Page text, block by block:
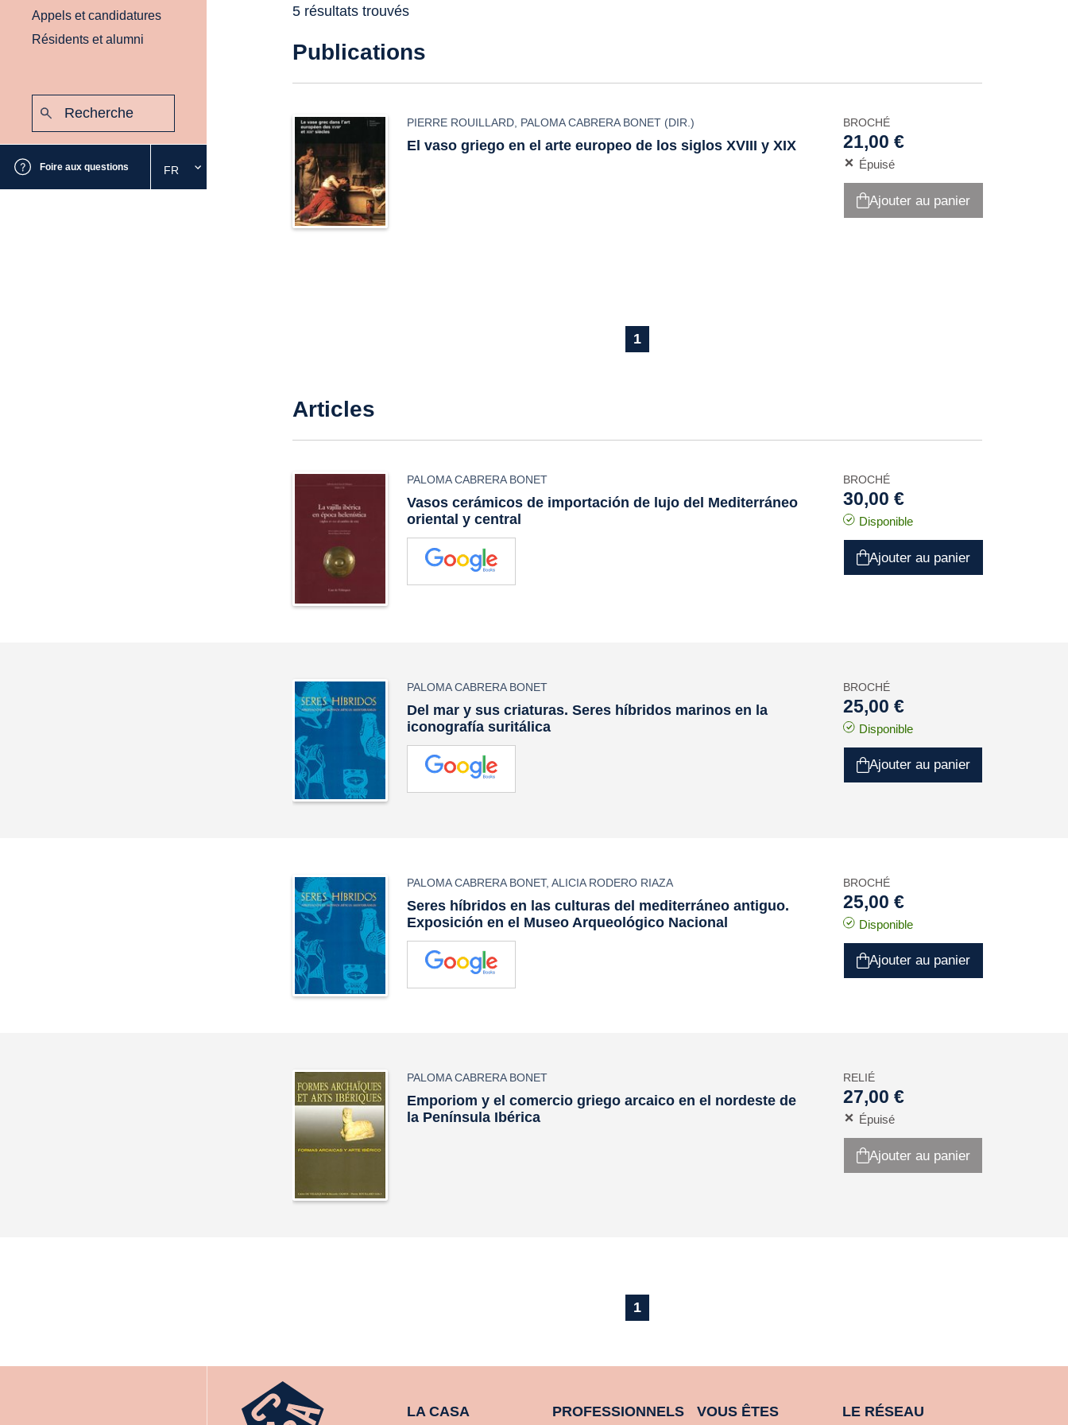
Appels et candidatures
Résidents et alumni
Foire aux questions
Sélectionnez
la
FR
5 résultats trouvés
Publications
PIERRE ROUILLARD PALOMA CABRERA BONET (DIR.)
El vaso griego en el arte europeo de los siglos XVIII y XIX
BROCHÉ
21,00 €
Épuisé
Ajouter au panier
1
Articles
PALOMA CABRERA BONET
Vasos cerámicos de importación de lujo del Mediterráneo
oriental y central
BROCHÉ
30,00 €
Disponible
Ajouter au panier
PALOMA CABRERA BONET
Del mar y sus criaturas. Seres híbridos marinos en la
iconografía suritálica
BROCHÉ
25,00 €
Disponible
Ajouter au panier
PALOMA CABRERA BONET,ALICIA RODERO RIAZA
Seres híbridos en las culturas del mediterráneo antiguo.
Exposición en el Museo Arqueológico Nacional
BROCHÉ
25,00 €
Disponible
Ajouter au panier
PALOMA CABRERA BONET
Emporiom y el comercio griego arcaico en el nordeste de
la Península Ibérica
RELIÉ
27,00 €
Épuisé
Ajouter au panier
1
LA CASA PROFESSIONNELS VOUS ÊTES LE RÉSEAU